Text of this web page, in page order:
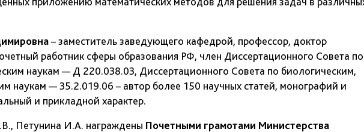
– заместитель заведующего кафедрой, профессор, доктор
работник сферы образования РФ, член Диссертационного Совета по
наукам — Д 220.038.03, Диссертационного Совета по биологическим,
наукам — 35.2.019.06 – автор более 150 научных статей, монографий и
и прикладной характер.
Петунина И.А. награждены Почетными грамотами Министерства